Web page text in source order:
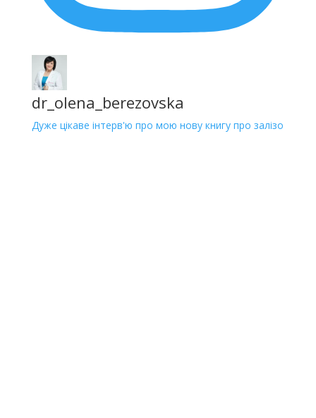
dr_olena_berezovska
Дуже цікаве інтерв'ю про мою нову книгу про залізо